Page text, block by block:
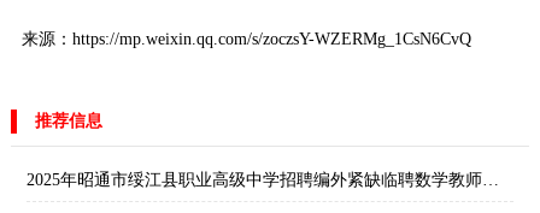
来源：https://mp.weixin.qq.com/s/zoczsY-WZERMg_1CsN6CvQ
推荐信息
2025年昭通市绥江县职业高级中学招聘编外紧缺临聘数学教师公告